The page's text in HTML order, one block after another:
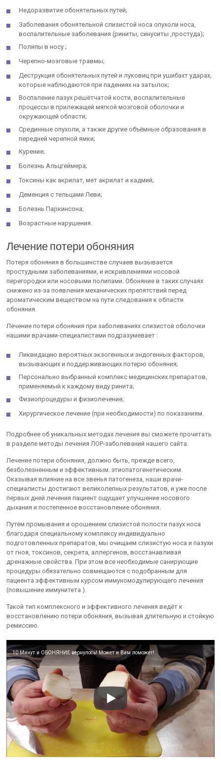
Недоразвитие обонятельных путей;
Заболевания обонятельной слизистой носа опухоли носа,
воспалительные заболевания (риниты, синуситы ,простуда);
Полипы в носу ;
Черепно-мозговые травмы;
Деструкция обонятельных путей и луковиц при ушибахт ударах,
которые наблюдаются при падениях на затылок;
Воспаление пазух решётчатой кости, воспалительные
процессы в прилежащей мягкой мозговой оболочки и
окружающей области;
Срединные опухоли, а также другие объёмные образования в
передней черепной ямки;
Курение;
Болезнь Альцгеймера;
Токсины как акрилат, мет акрилат и кадмий;
Деменция с тельцами Леви;
Болезнь Паркинсона;
Возрастные нарушения.
Лечение потери обоняния
Потеря обоняния в большинстве случаев вызывается
простудными заболеваниями, и искривлениями носовой
перегородки или носовыми полипами. Обоняние в таких случаях
снижено из-за появления механических препятствий перед
ароматическим веществом на пути следования к области
обоняния.
Лечение потери обоняния при заболеваниях слизистой оболочки
нашими врачами-специалистами подразумевает :
Ликвидацию вероятных экзогенных и эндогенных факторов,
вызывающих и поддерживающих потерю обоняния;
Персонально выбранный комплекс медицинских препаратов,
применяемый к каждому виду ринита;
Физиопроцедуры и физиолечение;
Хирургическое лечение (при необходимости) по показаниям.
Подробнее об уникальных методах лечения вы сможете прочитать
в разделе методы лечения ЛОР-заболеваний нашего сайта.
Лечение потери обоняния, должно быть, прежде всего,
безболезненным и эффективным. этиопатогенетическим.
Оказывая влияние на все звенья патогенеза, наши врачи-
специалисты достигают великолепных результатов, и уже после
первых дней лечения пациент ощущает улучшение носового
дыхания и постепенное восстановление обоняния.
Путём промывания и орошением слизистой полости пазух носа
благодаря специальному комплексу индивидуально
подготовленных препаратов, мы очищаем слизистую носа и пазухи
от гноя, токсинов, секрета, аллергенов, восстанавливая
дренажные свойства. При этом все необходимые санирующие
процедуры обязательно совмещаются с подобранным для
пациента эффективным курсом иммуномодулирующего лечения
(повышение иммунитета ).
Такой тип комплексного и эффективного лечения ведёт к
восстановлению потери обоняния, вызывая длительную и стойкую
ремиссию.
10 Минут и ОБОНЯНИЕ вернулось! Может и Вам поможет!